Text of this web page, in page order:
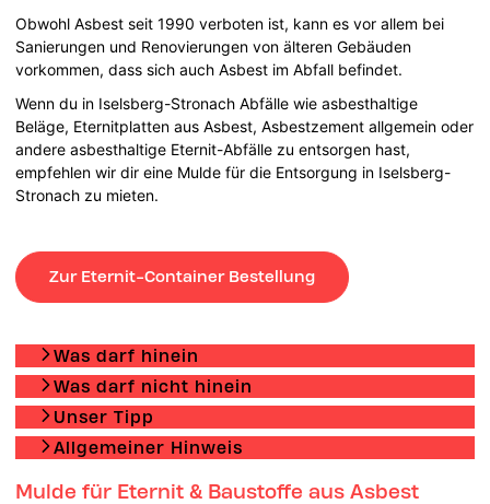
Obwohl Asbest seit 1990 verboten ist, kann es vor allem bei
Sanierungen und Renovierungen von älteren Gebäuden
vorkommen, dass sich auch Asbest im Abfall befindet.
Wenn du in Iselsberg-Stronach Abfälle wie asbesthaltige
Beläge, Eternitplatten aus Asbest, Asbestzement allgemein oder
andere asbesthaltige Eternit-Abfälle zu entsorgen hast,
empfehlen wir dir eine Mulde für die Entsorgung in Iselsberg-
Stronach zu mieten.
Zur Eternit-Container Bestellung
Was darf hinein
Was darf nicht hinein
Unser Tipp
Allgemeiner Hinweis
Mulde für Eternit & Baustoffe aus Asbest